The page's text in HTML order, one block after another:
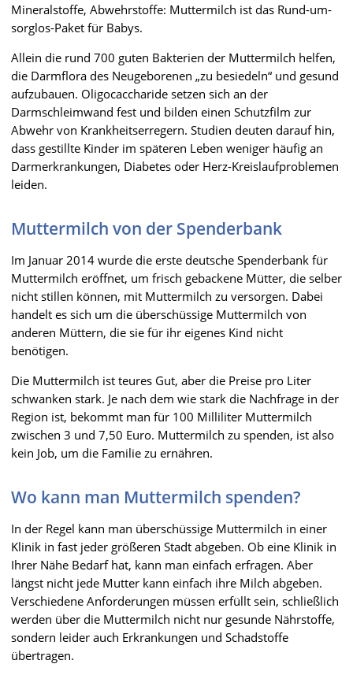
Mineralstoffe, Abwehrstoffe: Muttermilch ist das Rund-um-
sorglos-Paket für Babys.
Allein die rund 700 guten Bakterien der Muttermilch helfen,
die Darmflora des Neugeborenen „zu besiedeln“ und gesund
aufzubauen. Oligocaccharide setzen sich an der
Darmschleimwand fest und bilden einen Schutzfilm zur
Abwehr von Krankheitserregern. Studien deuten darauf hin,
dass gestillte Kinder im späteren Leben weniger häufig an
Darmerkrankungen, Diabetes oder Herz-Kreislaufproblemen
leiden.
Muttermilch von der Spenderbank
Im Januar 2014 wurde die erste deutsche Spenderbank für
Muttermilch eröffnet, um frisch gebackene Mütter, die selber
nicht stillen können, mit Muttermilch zu versorgen. Dabei
handelt es sich um die überschüssige Muttermilch von
anderen Müttern, die sie für ihr eigenes Kind nicht
benötigen.
Die Muttermilch ist teures Gut, aber die Preise pro Liter
schwanken stark. Je nach dem wie stark die Nachfrage in der
Region ist, bekommt man für 100 Milliliter Muttermilch
zwischen 3 und 7,50 Euro. Muttermilch zu spenden, ist also
kein Job, um die Familie zu ernähren.
Wo kann man Muttermilch spenden?
In der Regel kann man überschüssige Muttermilch in einer
Klinik in fast jeder größeren Stadt abgeben. Ob eine Klinik in
Ihrer Nähe Bedarf hat, kann man einfach erfragen. Aber
längst nicht jede Mutter kann einfach ihre Milch abgeben.
Verschiedene Anforderungen müssen erfüllt sein, schließlich
werden über die Muttermilch nicht nur gesunde Nährstoffe,
sondern leider auch Erkrankungen und Schadstoffe
übertragen.